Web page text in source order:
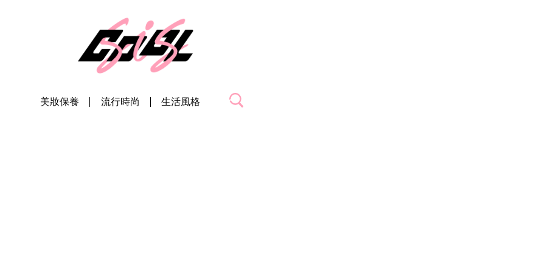
美妝保養 流行時尚 生活風格